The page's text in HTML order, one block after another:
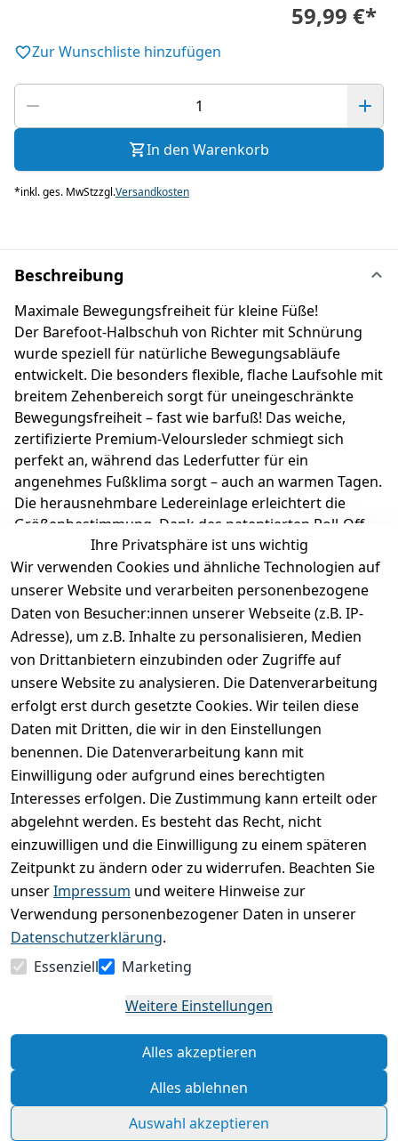
59,99 €*
Zur Wunschliste hinzufügen
In den Warenkorb
*inkl. ges. MwStzzgl.Versandkosten
Beschreibung
Maximale Bewegungsfreiheit für kleine Füße!
Der Barefoot-Halbschuh von Richter mit Schnürung
wurde speziell für natürliche Bewegungsabläufe
entwickelt. Die besonders flexible, flache Laufsohle mit
breitem Zehenbereich sorgt für uneingeschränkte
Bewegungsfreiheit – fast wie barfuß! Das weiche,
zertifizierte Premium-Veloursleder schmiegt sich
perfekt an, während das Lederfutter für ein
angenehmes Fußklima sorgt – auch an warmen Tagen.
Die herausnehmbare Ledereinlage erleichtert die
Größenbestimmung. Dank des patentierten Roll-Off-
System® unterstützt die flexible Sohle das natürliche
Wachstum der Füße. Richter Kinderschuhe - Kids
shoes since 1893.
Produktdetails
Kundenrezensionen
Durchschnittliche Bewertung
0
Basierend auf 0 Bewertung(en)
Bewertung abgeben
5
( 0 )
4
( 0 )
3
( 0 )
2
( 0 )
1
Artikel abgegeben
Rechtliche Hinweise – Klicken Sie hier für weitere
Ihre Privatsphäre ist uns wichtig
Wir verwenden Cookies und ähnliche Technologien auf
unserer Website und verarbeiten personenbezogene
Daten von Besucher:innen unserer Webseite (z.B. IP-
Adresse), um z.B. Inhalte zu personalisieren, Medien
von Drittanbietern einzubinden oder Zugriffe auf
unsere Website zu analysieren. Die Datenverarbeitung
erfolgt erst durch gesetzte Cookies. Wir teilen diese
Daten mit Dritten, die wir in den Einstellungen
benennen. Die Datenverarbeitung kann mit
Einwilligung oder aufgrund eines berechtigten
Interesses erfolgen. Die Zustimmung kann erteilt oder
abgelehnt werden. Es besteht das Recht, nicht
einzuwilligen und die Einwilligung zu einem späteren
Zeitpunkt zu ändern oder zu widerrufen. Beachten Sie
unserImpressum und weitere Hinweise zur
Verwendung personenbezogener Daten in unserer
Datenschutzerklärung.
Essenziell
Marketing
Weitere Einstellungen
Alles akzeptieren
Alles ablehnen
Auswahl akzeptieren